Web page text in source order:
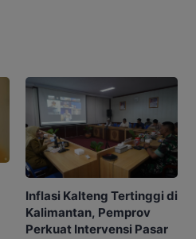
Inflasi Kalteng Tertinggi di
Kalimantan, Pemprov
Perkuat Intervensi Pasar